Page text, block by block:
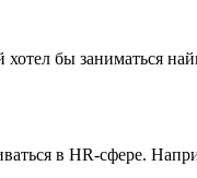
бы заниматься
в HR-сфере.